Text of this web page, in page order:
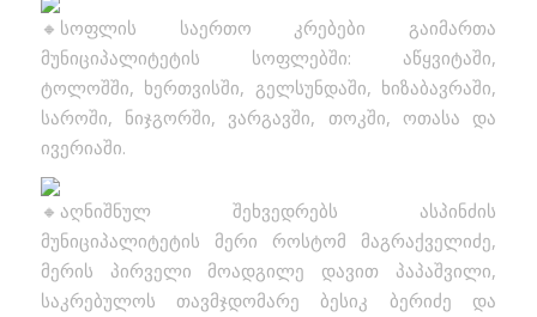
სოფლის საერთო კრებები გაიმართა
მუნიციპალიტეტის სოფლებში: აწყვიტაში,
ტოლოშში, ხერთვისში, გელსუნდაში, ხიზაბავრაში,
საროში, ნიჯგორში, ვარგავში, თოკში, ოთასა და
ივერიაში.
აღნიშნულ შეხვედრებს ასპინძის
მუნიციპალიტეტის მერი როსტომ მაგრაქველიძე,
მერის პირველი მოადგილე დავით პაპაშვილი,
საკრებულოს თავმჯდომარე ბესიკ ბერიძე და